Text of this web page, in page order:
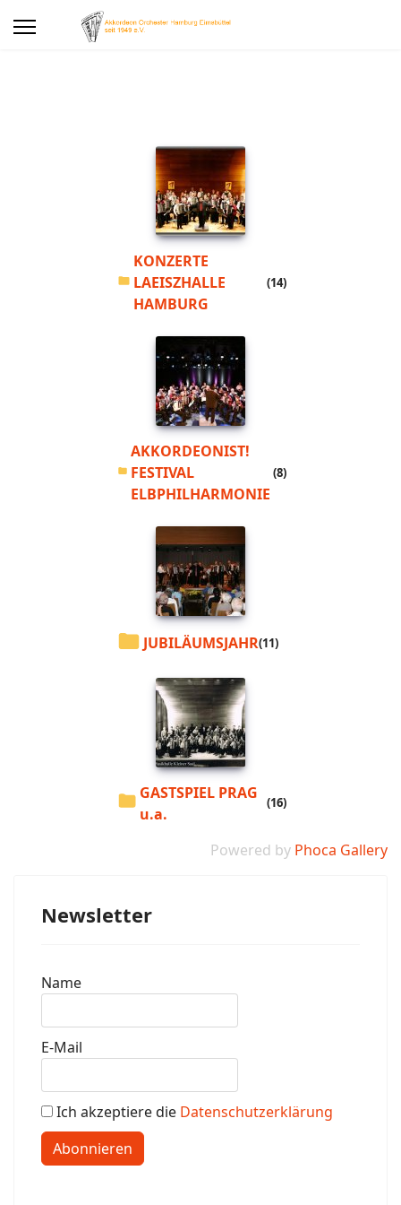
KONZERTE
LAEISZHALLE
HAMBURG
(14)
AKKORDEONIST!
FESTIVAL
ELBPHILHARMONIE
(8)
JUBILÄUMSJAHR(11)
GASTSPIEL PRAG
u.a.
(16)
Powered by Phoca Gallery
Newsletter
Name
E-Mail
Ich akzeptiere die Datenschutzerklärung
Abonnieren